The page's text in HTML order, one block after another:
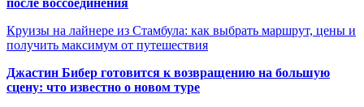
после воссоединения
Круизы на лайнере из Стамбула: как выбрать маршрут, цены и
получить максимум от путешествия
Джастин Бибер готовится к возвращению на большую
сцену: что известно о новом туре